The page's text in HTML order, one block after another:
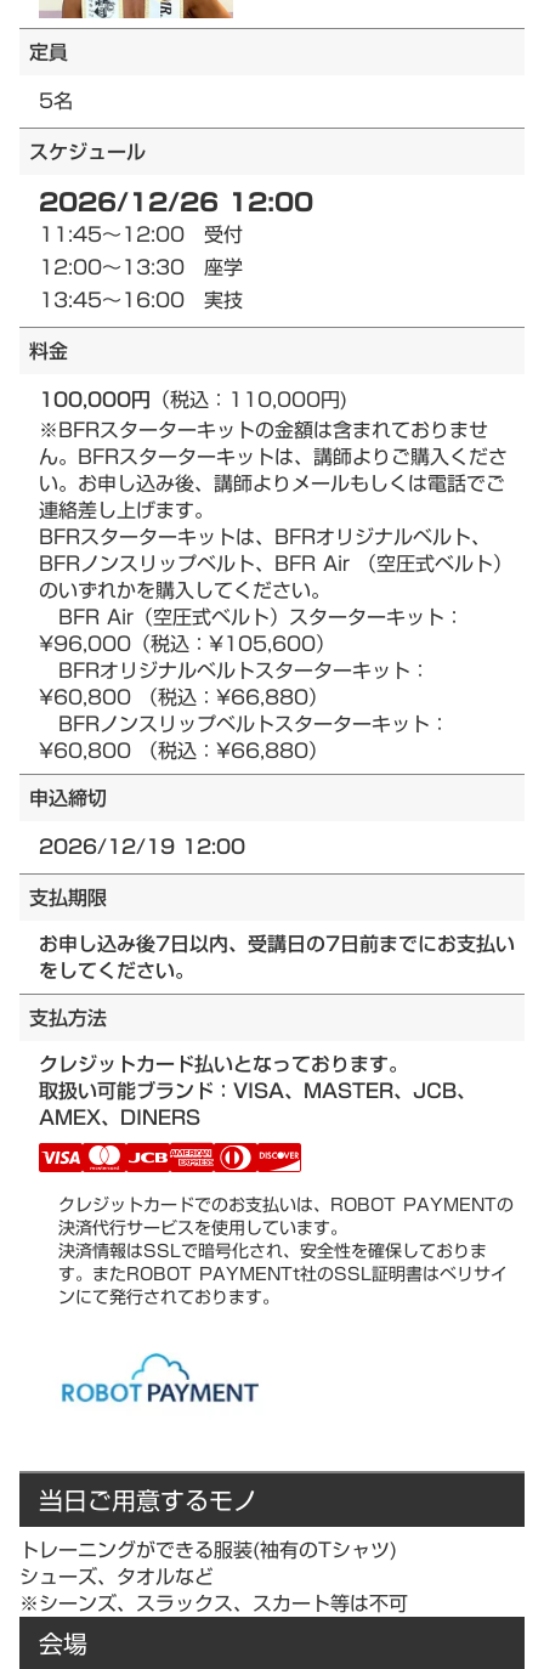
定員
5名
スケジュール
2026/12/26 12:00
11:45～12:00 受付
12:00～13:30 座学
13:45～16:00 実技
料金
100,000円 （税込：110,000円)
※BFRスターターキットの金額は含まれておりませ
ん。BFRスターターキットは、講師よりご購入くださ
い。お申し込み後、講師よりメールもしくは電話でご
連絡差し上げます。
BFRスターターキットは、BFRオリジナルベルト、
BFRノンスリップベルト、BFR Air （空圧式ベルト）
のいずれかを購入してください。
BFR Air（空圧式ベルト）スターターキット：
¥96,000（税込：¥105,600）
BFRオリジナルベルトスターターキット：
¥60,800 （税込：¥66,880）
BFRノンスリップベルトスターターキット：
¥60,800 （税込：¥66,880）
申込締切
2026/12/19 12:00
支払期限
お申し込み後7日以内、受講日の7日前までにお支払い
をしてください。
支払方法
クレジットカード払いとなっております。
取扱い可能ブランド：VISA、MASTER、JCB、
AMEX、DINERS
クレジットカードでのお支払いは、ROBOT PAYMENTの
決済代行サービスを使用しています。
決済情報はSSLで暗号化され、安全性を確保しておりま
す。またROBOT PAYMENTt社のSSL証明書はベリサイ
ンにて発行されております。
当日ご用意するモノ
トレーニングができる服装(袖有のTシャツ)
シューズ、タオルなど
※シーンズ、スラックス、スカート等は不可
会場